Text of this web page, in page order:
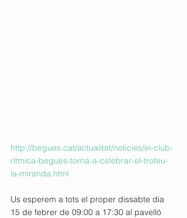
http://begues.cat/actualitat/noticies/el-club-
ritmica-begues-torna-a-celebrar-el-trofeu-
la-miranda.html
Us esperem a tots el proper dissabte dia
15 de febrer de 09:00 a 17:30 al pavelló